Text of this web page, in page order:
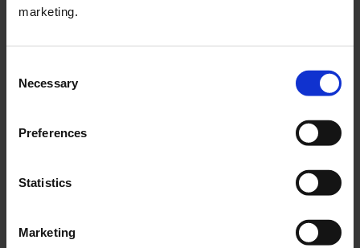
marketing.
Selection
Necessary
Preferences
Statistics
Marketing